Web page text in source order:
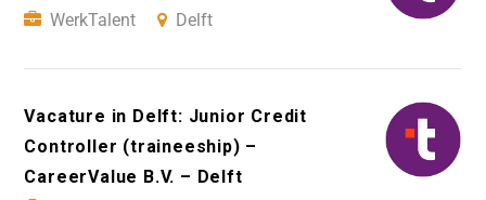
WerkTalent
Delft
Vacature in Delft: Junior Credit
Controller (traineeship) –
CareerValue B.V. – Delft